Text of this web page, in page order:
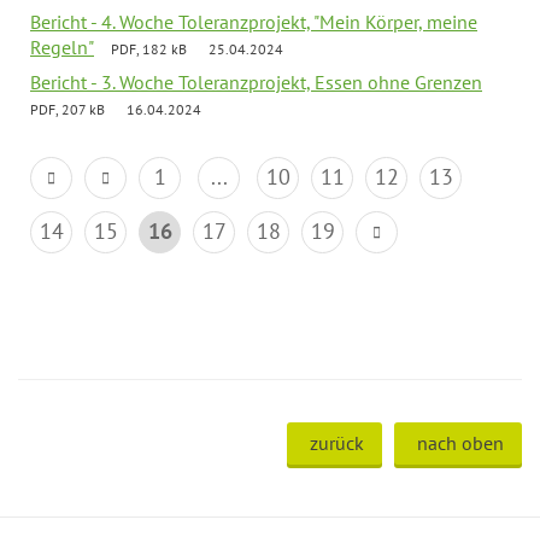
Bericht - 4. Woche Toleranzprojekt, "Mein Körper, meine
Regeln"
PDF, 182 kB 25.04.2024
Bericht - 3. Woche Toleranzprojekt, Essen ohne Grenzen
PDF, 207 kB 16.04.2024
1 ... 10 11 12
13
14
15 16 17 18 19
zurück nach oben